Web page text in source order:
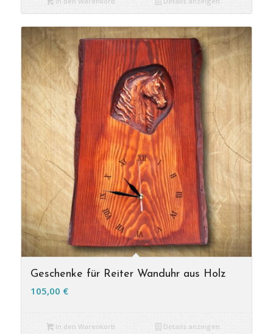
Geschenke für Reiter Wanduhr aus Holz
105,00 €
In den Warenkorb Details anzeigen